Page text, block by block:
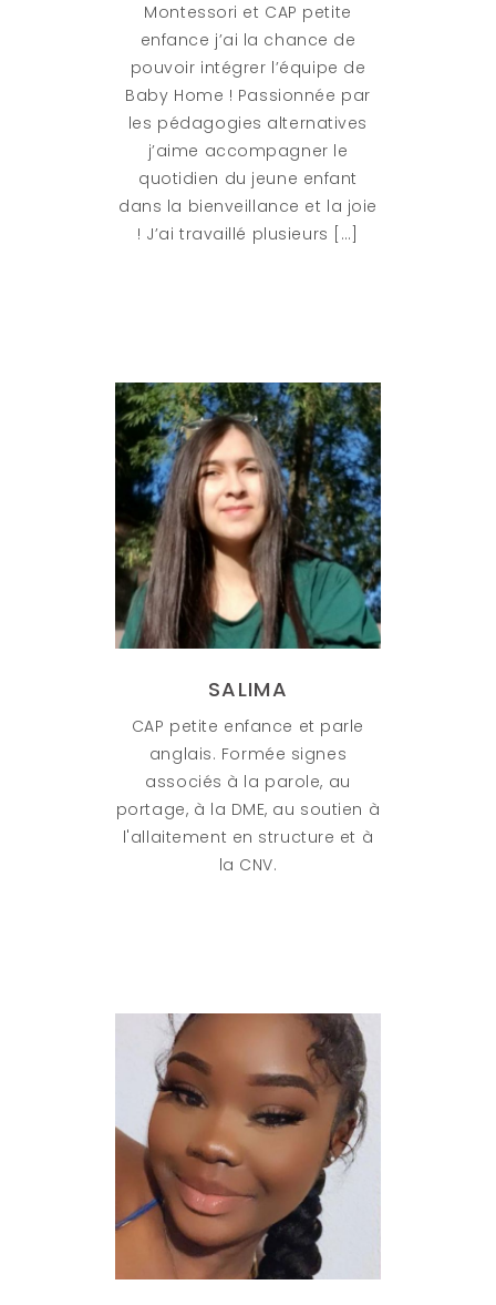
Montessori et CAP petite
enfance j’ai la chance de
pouvoir intégrer l’équipe de
Baby Home ! Passionnée par
les pédagogies alternatives
j’aime accompagner le
quotidien du jeune enfant
dans la bienveillance et la joie
! J’ai travaillé plusieurs […]
SALIMA
CAP petite enfance et parle
anglais. Formée signes
associés à la parole, au
portage, à la DME, au soutien à
l'allaitement en structure et à
la CNV.